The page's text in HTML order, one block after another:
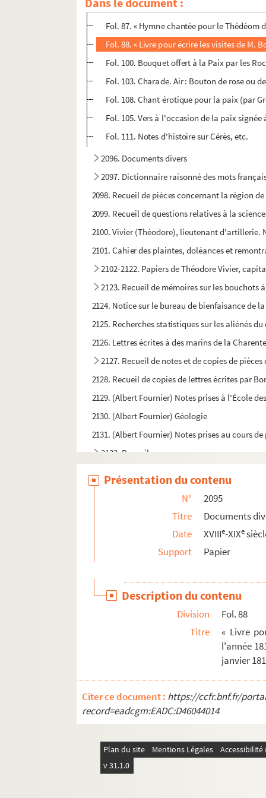
Fol. 34-86. Sermons sur la probité, la
Fol. 87. « Hymne chantée pour le Thédéom
Fol. 88. « Livre pour écrire les visites de M.
Fol. 100. Bouquet offert à la Paix par les
Fol. 103. Charade. Air : Bouton de rose ou
Fol. 108. Chant érotique pour la paix (par
Fol. 105. Vers à l'occasion de la paix signée
Fol. 111. Notes d'histoire sur Cérès, etc.
2096. Documents divers
2097. Dictionnaire raisonné des mots
2098. Recueil de pièces concernant la région
2099. Recueil de questions relatives à la
2100. Vivier (Théodore), lieutenant d'artillerie.
2101. Cahier des plaintes, doléances et
2102-2122. Papiers de Théodore Vivier,
2123. Recueil de mémoires sur les bouchots
2124. Notice sur le bureau de bienfaisance de
2125. Recherches statistiques sur les aliénés
2126. Lettres écrites à des marins de la
2127. Recueil de notes et de copies de
2128. Recueil de copies de lettres écrites par
2129. (Albert Fournier) Notes prises à l'École
2130. (Albert Fournier) Géologie
2131. (Albert Fournier) Notes prises au cours
2132. Recueil
Présentation du contenu
N°
2095
Titre
Documents
Date
XVIIIe-XIXe
Support
Papier
Description du contenu
Division
Fol. 88
Titre
« Livre
l'année
janvier
Citer ce document : https://ccfr.bnf.fr/
record=eadcgm:EADC:D46044014
Plan du site Mentions Légales
v 31.1.0